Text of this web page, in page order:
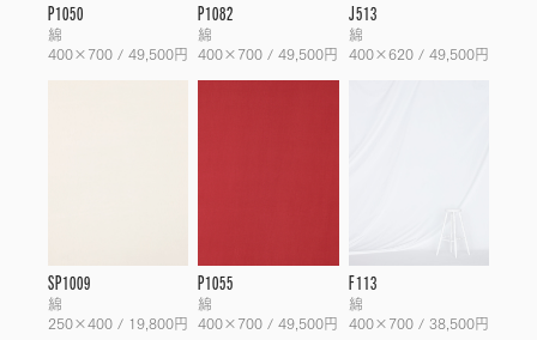
P1050
綿
400×700 / 49,500円
P1082
綿
400×700 / 49,500円
J513
綿
400×620 / 49,500円
SP1009
綿
250×400 / 19,800円
P1055
綿
400×700 / 49,500円
F113
綿
400×700 / 38,500円